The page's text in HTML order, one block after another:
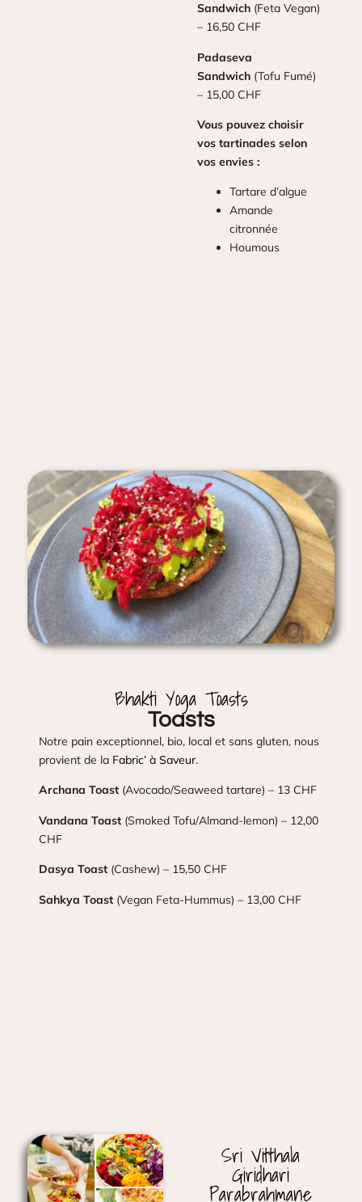
Sandwich (Feta Vegan)
– 16,50 CHF
Padaseva
Sandwich (Tofu Fumé)
– 15,00 CHF
Vous pouvez choisir
vos tartinades selon
vos envies :
Tartare d’algue
Amande
citronnée
Houmous
Bhakti Yoga Toasts
Toasts
Notre pain exceptionnel, bio, local et sans gluten, nous
provient de la Fabric’ à Saveur.
Archana Toast (Avocado/Seaweed tartare) – 13 CHF
Vandana Toast (Smoked Tofu/Almand-lemon) – 12,00
CHF
Dasya Toast (Cashew) – 15,50 CHF
Sahkya Toast (Vegan Feta-Hummus) – 13,00 CHF
Sri Vitthala
Giridhari
Parabrahmane